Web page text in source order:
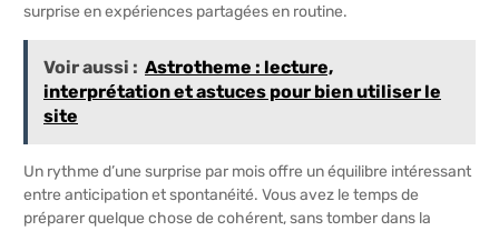
surprise enexpériences partagéesen routine.
Voir aussi : Astrotheme : lecture,
interprétation et astuces pour bien utiliser le
site
Un rythme d’une surprise par mois offre un équilibre intéressant
entre anticipation et spontanéité. Vous avez le temps de
préparer quelque chose de cohérent, sans tomber dans la